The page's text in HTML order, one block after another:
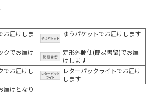
お届けしま
ゆうパケットでお届けします
クでお届け
定形外郵便(簡易書留)でお届
けします
でお届けし
レターパックライトでお届け
します
届けとなり